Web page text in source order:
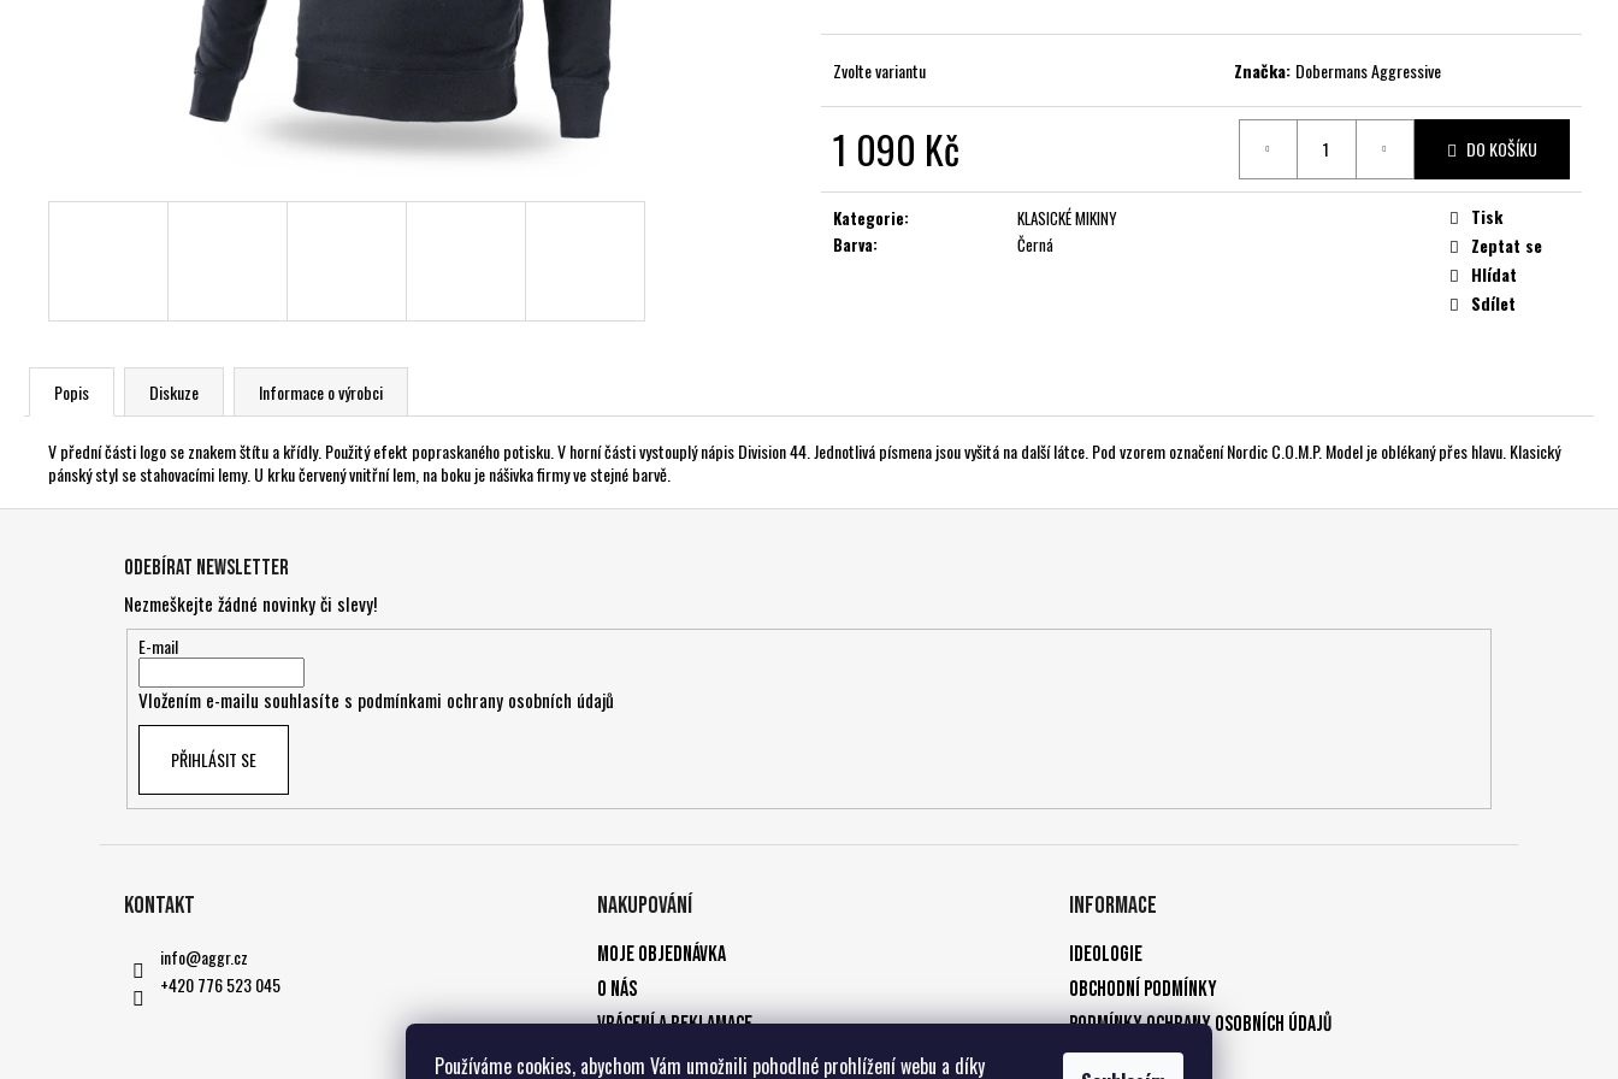
Používáme cookies, abychom Vám umožnili pohodlné prohlížení webu a díky
Zvolte variantu Značka: Dobermans Aggressive
1 090 Kč
cena:
DO KOŠÍKU
Kategorie:
KLASICKÉ MIKINY
Barva: Černá
Tisk
Zeptat se
Hlídat
Sdílet
Popis Diskuze Informace o výrobci
V přední části logo se znakem štítu a křídly. Použitý efekt popraskaného potisku. V horní části vystouplý nápis Division 44. Jednotlivá písmena jsou vyšitá na další látce. Pod vzorem označení Nordic C.O.M.P. Model je oblékaný přes hlavu. Klasický
pánský styl se stahovacími lemy. U krku červený vnitřní lem, na boku je nášivka firmy ve stejné barvě.
Odebírat newsletter
Nezmeškejte žádné novinky či slevy!
E-mail
Vložením e-mailu souhlasíte s podmínkami ochrany osobních údajů
PŘIHLÁSIT SE
Kontakt
info@aggr.cz
+420 776 523 045
Nakupování
Moje objednávka
O nás
Vrácení a reklamace
Způsoby platby
Informace
Ideologie
Obchodní podmínky
Podmínky ochrany osobních údajů
Kontakty